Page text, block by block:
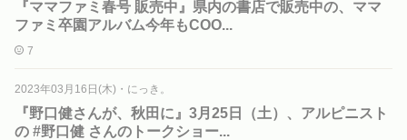
『ママファミ春号 販売中️』県内の書店で販売中の、ママ
ファミ卒園アルバム今年もCOO...
7
2023年03月16日(木) ・ にっき。
『野口健さんが、秋田に』3月25日（土）、アルピニスト
の #野口健 さんのトークショー...